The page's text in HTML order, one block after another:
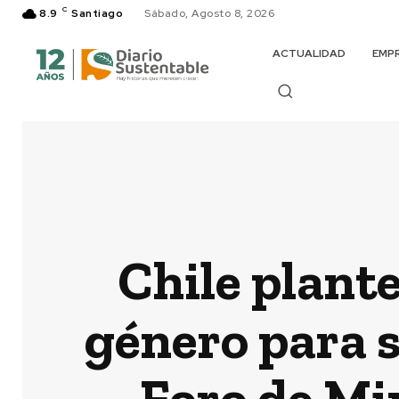
8.9 C Santiago Sábado, Agosto 8, 2026
ACTUALIDAD
Chile
género para